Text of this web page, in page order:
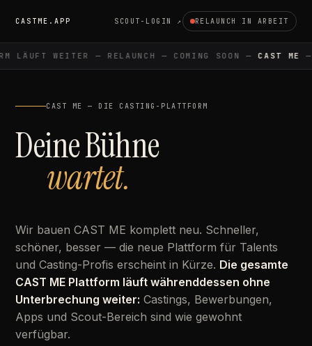
CASTME.APP SCOUT-LOGIN ↗ RELAUNCH IN ARBEIT
LÄUFT WEITER — RELAUNCH — COMING SOON — CAST ME—
CAST ME — DIE CASTING-PLATTFORM
Deine Bühne
wartet.
Wir bauen CAST ME komplett neu. Schneller,
schöner, besser — die neue Plattform für Talents
und Casting-Profis erscheint in Kürze. Die gesamte
CAST ME Plattform läuft währenddessen ohne
Unterbrechung weiter: Castings, Bewerbungen,
Apps und Scout-Bereich sind wie gewohnt
verfügbar.